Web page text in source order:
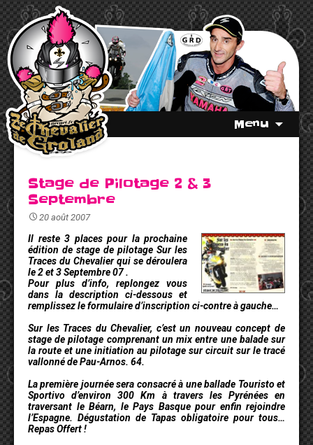
Menu
Stage de Pilotage 2 & 3
Septembre
20 août 2007
Il reste 3 places pour la prochaine
édition de stage de pilotage Sur les
Traces du Chevalier qui se déroulera
le 2 et 3 Septembre 07 .
Pour plus d’info, replongez vous
dans la description ci-dessous et
remplissez le formulaire d’inscription ci-contre à gauche…
Sur les Traces du Chevalier, c’est un nouveau concept de
stage de pilotage comprenant un mix entre une balade sur
la route et une initiation au pilotage sur circuit sur le tracé
vallonné de Pau-Arnos. 64.
La première journée sera consacré à une ballade Touristo et
Sportivo d’environ 300 Km à travers les Pyrénées en
traversant le Béarn, le Pays Basque pour enfin rejoindre
l’Espagne. Dégustation de Tapas obligatoire pour tous…
Repas Offert !